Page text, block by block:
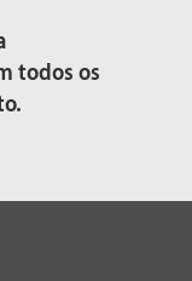
todos os